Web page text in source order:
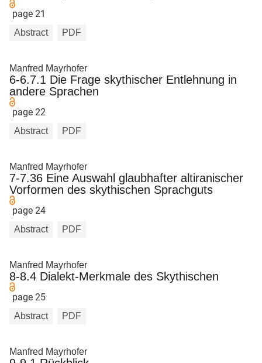
page 21
Abstract PDF
Manfred Mayrhofer
6-6.7.1 Die Frage skythischer Entlehnung in
andere Sprachen
page 22
Abstract PDF
Manfred Mayrhofer
7-7.36 Eine Auswahl glaubhafter altiranischer
Vorformen des skythischen Sprachguts
page 24
Abstract PDF
Manfred Mayrhofer
8-8.4 Dialekt-Merkmale des Skythischen
page 25
Abstract PDF
Manfred Mayrhofer